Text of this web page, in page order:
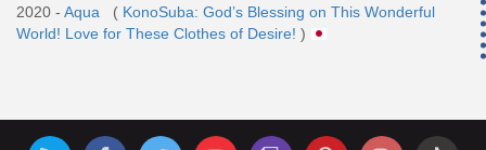
2020 - Aqua ( KonoSuba: God’s Blessing on This Wonderful
World! Love for These Clothes of Desire! )